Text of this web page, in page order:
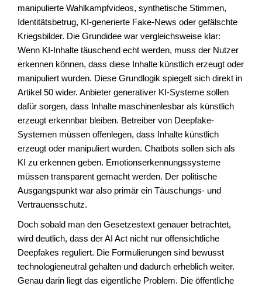
manipulierte Wahlkampfvideos, synthetische Stimmen,
Identitätsbetrug, KI-generierte Fake-News oder gefälschte
Kriegsbilder. Die Grundidee war vergleichsweise klar:
Wenn KI-Inhalte täuschend echt werden, muss der Nutzer
erkennen können, dass diese Inhalte künstlich erzeugt oder
manipuliert wurden. Diese Grundlogik spiegelt sich direkt in
Artikel 50 wider. Anbieter generativer KI-Systeme sollen
dafür sorgen, dass Inhalte maschinenlesbar als künstlich
erzeugt erkennbar bleiben. Betreiber von Deepfake-
Systemen müssen offenlegen, dass Inhalte künstlich
erzeugt oder manipuliert wurden. Chatbots sollen sich als
KI zu erkennen geben. Emotionserkennungssysteme
müssen transparent gemacht werden. Der politische
Ausgangspunkt war also primär ein Täuschungs- und
Vertrauensschutz.
Doch sobald man den Gesetzestext genauer betrachtet,
wird deutlich, dass der AI Act nicht nur offensichtliche
Deepfakes reguliert. Die Formulierungen sind bewusst
technologieneutral gehalten und dadurch erheblich weiter.
Genau darin liegt das eigentliche Problem. Die öffentliche